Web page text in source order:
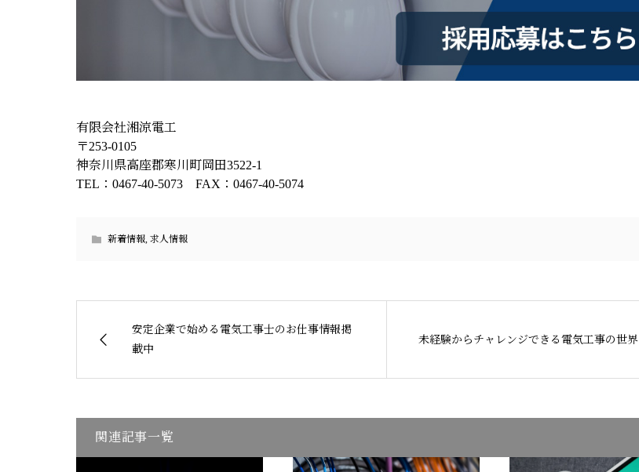
有限会社湘涼電工
〒253-0105
神奈川県高座郡寒川町岡田3522-1
TEL：0467-40-5073 FAX：0467-40-5074
新着情報, 求人情報
安定企業で始める電気工事士のお仕事情報掲
載中
未経験からチャレンジできる電気工事の世界
関連記事一覧